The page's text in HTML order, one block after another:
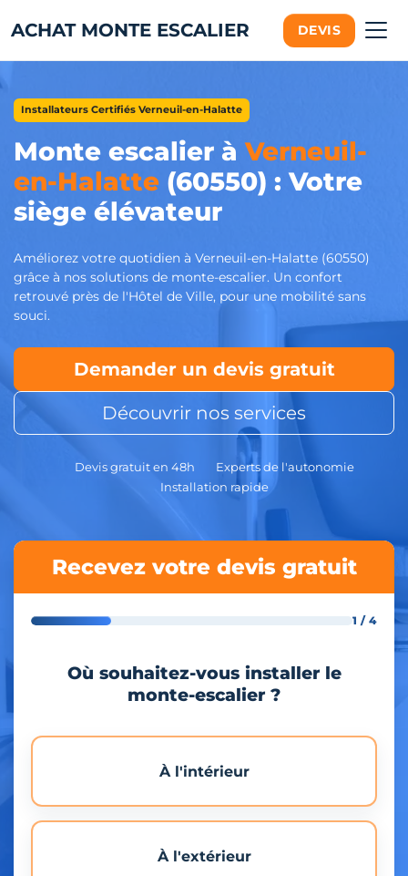
ACHAT MONTE ESCALIER DEVIS
Installateurs Certifiés Verneuil-en-Halatte
Monte escalier àVerneuil-
en-Halatte (60550) : Votre
siège élévateur
Améliorez votre quotidien à Verneuil-en-Halatte (60550)
grâce à nos solutions de monte-escalier. Un confort
retrouvé près de l'Hôtel de Ville, pour une mobilité sans
souci.
Demander un devis gratuit
Découvrir nos services
Devis gratuit en 48h
Experts de l'autonomie
Installation rapide
Recevez votre devis gratuit
1 / 4
Où souhaitez-vous installer le
monte-escalier ?
À l'intérieur
À l'extérieur